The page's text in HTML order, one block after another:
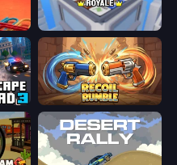
Landgrab Royale
Recoil Rumble